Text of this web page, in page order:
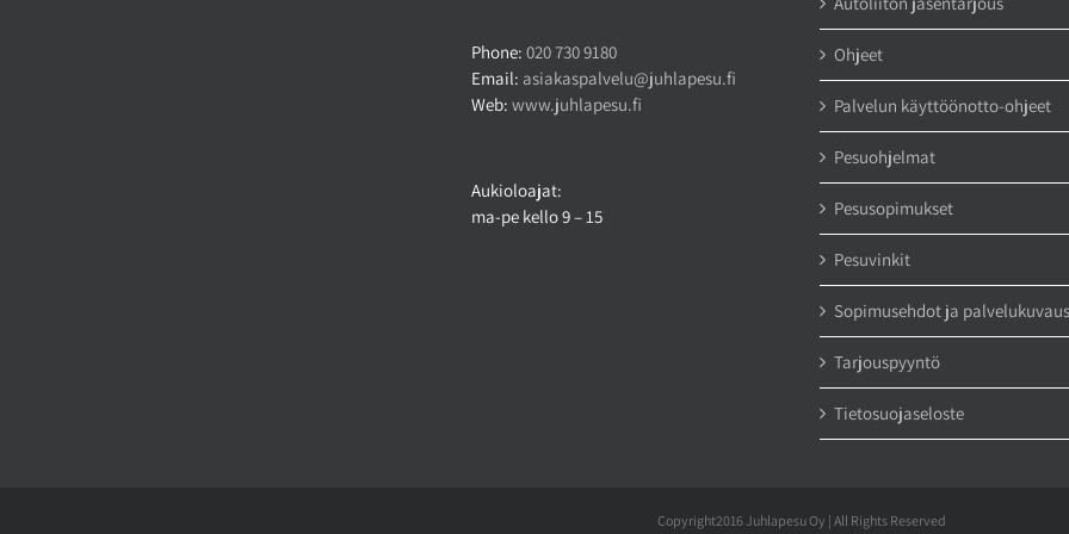
Phone: 020 730 9180
Email: asiakaspalvelu@juhlapesu.fi
Web: www.juhlapesu.fi
Aukioloajat:
ma-pe kello 9 – 15
Ohjeet
Palvelun käyttöönotto-ohjeet
Pesuohjelmat
Pesusopimukset
Pesuvinkit
Sopimusehdot ja palvelukuvaus
Tarjouspyyntö
Tietosuojaseloste
Copyright2016 Juhlapesu Oy | All Rights Reserved